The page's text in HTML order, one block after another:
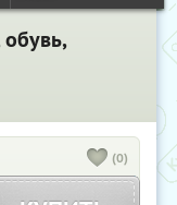
(0)